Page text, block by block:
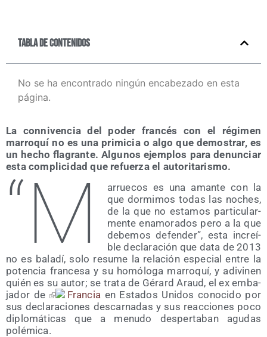
Tabla de contenidos
No se ha encontrado ningún encabezado en esta
página.
La con­ni­ven­cia del poder fran­cés con el régi­men
marro­quí no es una pri­mi­cia o algo que demos­trar, es
un hecho fla­gran­te. Algu­nos ejem­plos para denun­ciar
esta com­pli­ci­dad que refuer­za el autoritarismo.
“M
arrue­cos es una aman­te con la
que dor­mi­mos todas las noches,
de la que no esta­mos par­ti­cu­lar­
men­te ena­mo­ra­dos pero a la que
debe­mos defen­der”, esta increí­
ble decla­ra­ción que data de 2013
no es bala­dí, solo resu­me la rela­ción espe­cial entre la
poten­cia fran­ce­sa y su homó­lo­ga marro­quí, y adi­vi­nen
quién es su autor; se tra­ta de Gérard Araud, el ex emba­
ja­dor de
Fran­cia en Esta­dos Uni­dos cono­ci­do por
sus decla­ra­cio­nes des­car­na­das y sus reac­cio­nes poco
diplo­má­ti­cas que a menu­do des­per­ta­ban agu­das
polémica.